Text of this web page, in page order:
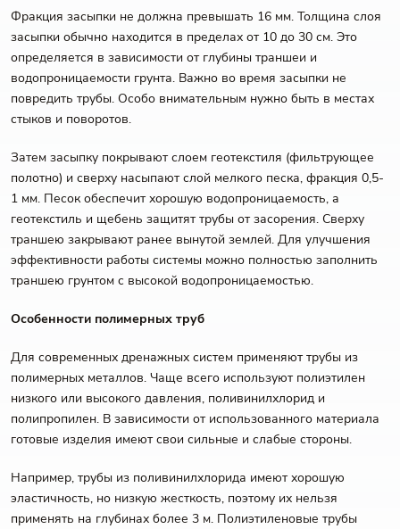
Фракция засыпки не должна превышать 16 мм. Толщина слоя
засыпки обычно находится в пределах от 10 до 30 см. Это
определяется в зависимости от глубины траншеи и
водопроницаемости грунта. Важно во время засыпки не
повредить трубы. Особо внимательным нужно быть в местах
стыков и поворотов.
Затем засыпку покрывают слоем геотекстиля (фильтрующее
полотно) и сверху насыпают слой мелкого песка, фракция 0,5-
1 мм. Песок обеспечит хорошую водопроницаемость, а
геотекстиль и щебень защитят трубы от засорения. Сверху
траншею закрывают ранее вынутой землей. Для улучшения
эффективности работы системы можно полностью заполнить
траншею грунтом с высокой водопроницаемостью.
Особенности полимерных труб
Для современных дренажных систем применяют трубы из
полимерных металлов. Чаще всего используют полиэтилен
низкого или высокого давления, поливинилхлорид и
полипропилен. В зависимости от использованного материала
готовые изделия имеют свои сильные и слабые стороны.
Например, трубы из поливинилхлорида имеют хорошую
эластичность, но низкую жесткость, поэтому их нельзя
применять на глубинах более 3 м. Полиэтиленовые трубы